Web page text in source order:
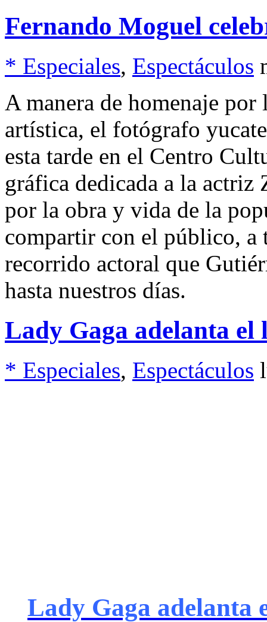
Fernando Moguel
* Especiales, Espectáculos
A manera de homenaje por
artística, el fotógrafo
esta tarde en el Centro
gráfica dedicada a la
por la obra y vida de la
compartir con el público, a
recorrido actoral que
hasta nuestros días.
Lady Gaga adelanta el
* Especiales, Espectáculos
Lady Gaga adelanta